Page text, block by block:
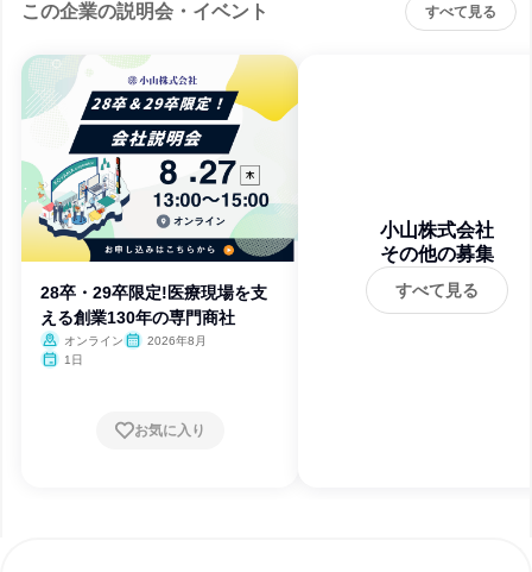
この企業の説明会・イベント すべて見る
28卒・29卒限定!医療現場を支
える創業130年の専門商社
オンライン
2026年8月
1日
お気に入り
小山株式会社
その他の募集
すべて見る